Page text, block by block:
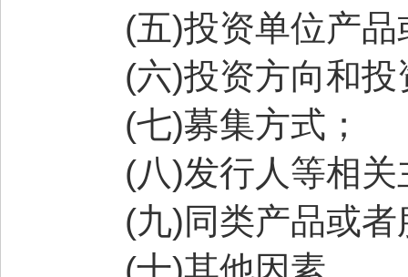
(五)投资单位产
(六)投资方向和投
(七)募集方式；
(八)发行人等相
(九)同类产品或